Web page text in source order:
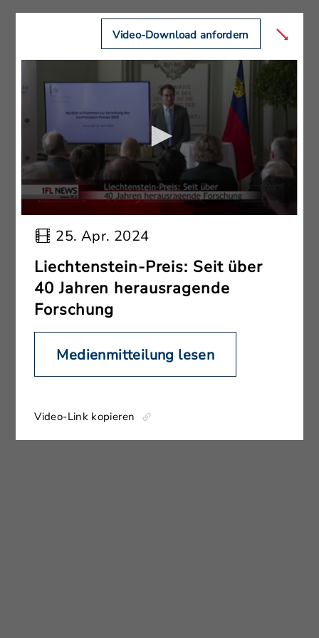
Video-Download anfordern
25. Apr. 2024
Liechtenstein-Preis: Seit über
40 Jahren herausragende
Forschung
Medienmitteilung lesen
Video-Link kopieren